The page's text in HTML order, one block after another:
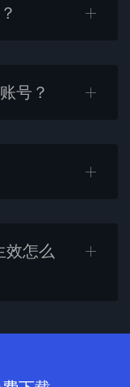
号？
效怎么